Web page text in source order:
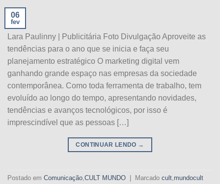
06
fev
Lara Paulinny | Publicitária Foto Divulgação Aproveite as
tendências para o ano que se inicia e faça seu
planejamento estratégico O marketing digital vem
ganhando grande espaço nas empresas da sociedade
contemporânea. Como toda ferramenta de trabalho, tem
evoluído ao longo do tempo, apresentando novidades,
tendências e avanços tecnológicos, por isso é
imprescindível que as pessoas […]
CONTINUAR LENDO →
Postado em Comunicação,CULT MUNDO Marcado cult,mundocult